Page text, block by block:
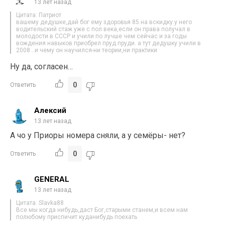
13 лет назад
Цитата: Патриот
вашему дедушке,дай бог ему здоровья 85.на вскидку.у него
водительский стаж уже с пол века,если он права получал в
молодости.в СССР и учили по лучше чем сейчас и за годы
вождения навыков приобрел пруд пруди. а тут дедушку учили в
2008…и чему он научился-ни теории,ни практики
Ну да, согласен…
Ответить 0
Алексий
13 лет назад
А чо у Приоры номера сняли, а у семёры- нет?
Ответить 0
GENERAL
13 лет назад
Цитата: Slavka88
Все мы когда нибудь,даст Бог,старыми станем,и всем нам
полюбому приспичит куданибудь поехать